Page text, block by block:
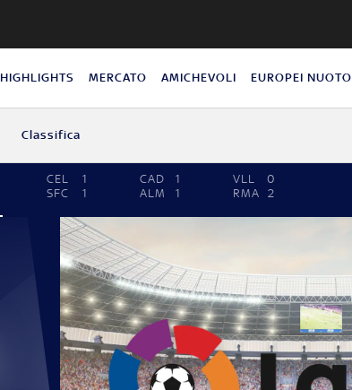
HIGHLIGHTS MERCATO AMICHEVOLI EUROPEI NUOTO
Classifica
CEL
1
SFC
1
CAD
1
ALM
1
VLL
0
RMA
2